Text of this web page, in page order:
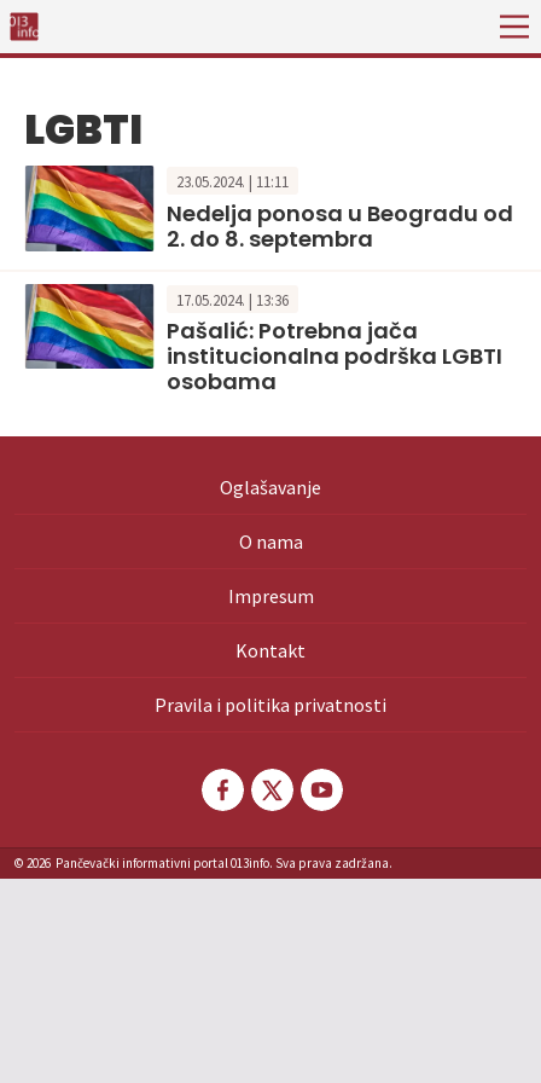
LGBTI
23.05.2024. | 11:11
Nedelja ponosa u Beogradu od
2. do 8. septembra
17.05.2024. | 13:36
Pašalić: Potrebna jača
institucionalna podrška LGBTI
osobama
Oglašavanje
O nama
Impresum
Kontakt
Pravila i politika privatnosti
© 2026 Pančevački informativni portal 013info. Sva prava zadržana.